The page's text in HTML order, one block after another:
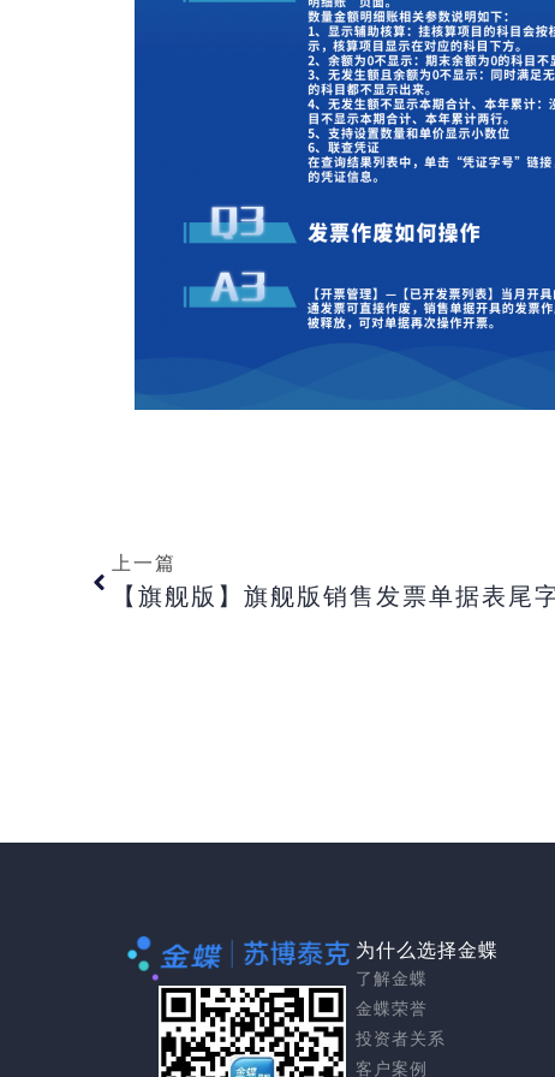
上一篇
为什么选择金蝶
了解金蝶
金蝶荣誉
投资者关系
客户案例